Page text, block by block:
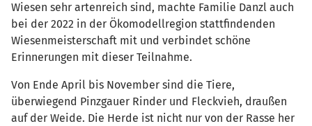
Wiesen sehr artenreich sind, machte Familie Danzl auch
bei der 2022 in der Ökomodellregion stattfindenden
Wiesenmeisterschaft mit und verbindet schöne
Erinnerungen mit dieser Teilnahme.
Von Ende April bis November sind die Tiere,
überwiegend Pinzgauer Rinder und Fleckvieh, draußen
auf der Weide. Die Herde ist nicht nur von der Rasse her